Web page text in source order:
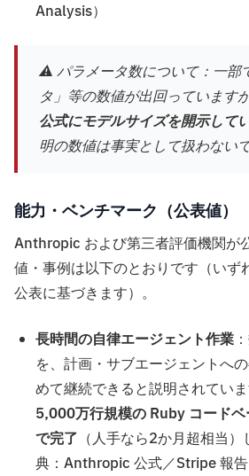
Analysis）
⚠️ パラメータ数について：一部
タ」等の数値が出回っていますが
公式にモデルサイズを開示して
明の数値は事実として扱わない
能力・ベンチマーク（公表値）
Anthropic および第三者評価機関が
値・事例は以下のとおりです（いず
公表に基づきます）。
長時間の自律エージェント作業
を、計画・サブエージェントへ
めて継続できると説明されていま
5,000万行規模の Ruby コード
で完了 （人手なら2か月超相当
典：Anthropic 公式／Stripe 報告